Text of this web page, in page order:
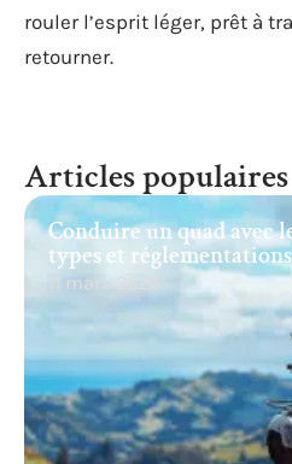
rouler l’esprit léger, prêt à
retourner.
Articles populaires
Conduire un quad avec
types et réglementations
11 mars 2026